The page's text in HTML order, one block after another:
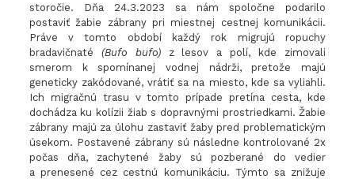
storočie. Dňa 24.3.2023 sa nám spoločne podarilo
postaviť žabie zábrany pri miestnej cestnej komunikácii.
Práve v tomto období každý rok migrujú ropuchy
bradavičnaté (Bufo bufo)z lesov a polí, kde zimovali
smerom k spomínanej vodnej nádrži, pretože majú
geneticky zakódované, vrátiť sa na miesto, kde sa vyliahli.
Ich migračnú trasu v tomto prípade pretína cesta, kde
dochádza ku kolízii žiab s dopravnými prostriedkami. Žabie
zábrany majú za úlohu zastaviť žaby pred problematickým
úsekom. Postavené zábrany sú následne kontrolované 2x
počas dňa, zachytené žaby sú pozberané do vedier
a prenesené cez cestnú komunikáciu. Týmto sa znižuje